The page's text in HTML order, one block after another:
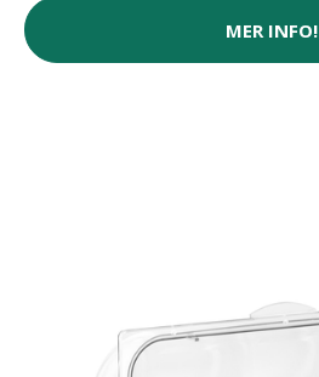
MER INFO!